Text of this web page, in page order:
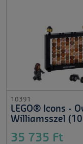
10391
LEGO® Icons -
Williamsszel
35 735 Ft